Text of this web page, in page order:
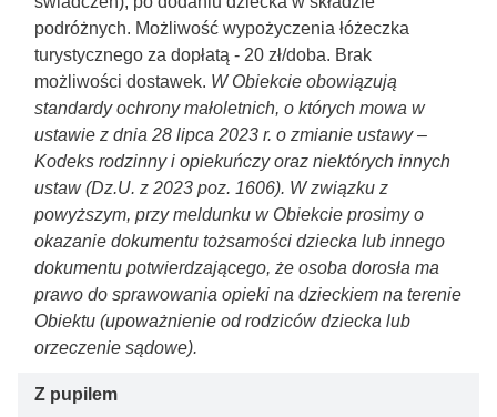
podróżnych. Możliwość wypożyczenia łóżeczka
turystycznego za dopłatą - 20 zł/doba. Brak
możliwości dostawek. W Obiekcie obowiązują
standardy ochrony małoletnich, o których mowa w
ustawie z dnia 28 lipca 2023 r. o zmianie ustawy –
Kodeks rodzinny i opiekuńczy oraz niektórych innych
ustaw (Dz.U. z 2023 poz. 1606). W związku z
powyższym, przy meldunku w Obiekcie prosimy o
okazanie dokumentu tożsamości dziecka lub innego
dokumentu potwierdzającego, że osoba dorosła ma
prawo do sprawowania opieki na dzieckiem na terenie
Obiektu (upoważnienie od rodziców dziecka lub
orzeczenie sądowe).
Z pupilem